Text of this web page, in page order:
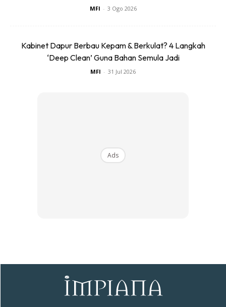
Ads
4) Hamparkan tuala dan biarkan ia kering dengan
MFI - 3 Ogo 2026
Kabinet Dapur Berbau Kepam & Berkulat? 4 Langkah
‘Deep Clean’ Guna Bahan Semula Jadi
MFI - 31 Jul 2026
Ads